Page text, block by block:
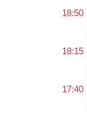
18:50
18:15
17:40